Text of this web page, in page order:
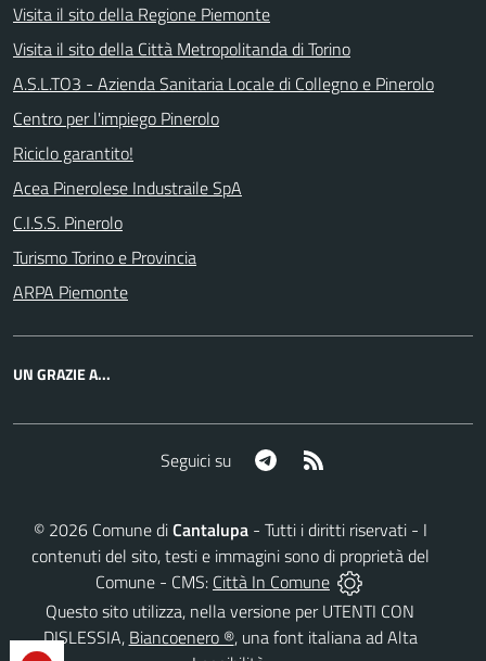
Visita il sito della Regione Piemonte
Visita il sito della Città Metropolitanda di Torino
A.S.L.TO3 - Azienda Sanitaria Locale di Collegno e Pinerolo
Centro per l'impiego Pinerolo
Riciclo garantito!
Acea Pinerolese Industraile SpA
C.I.S.S. Pinerolo
Turismo Torino e Provincia
ARPA Piemonte
UN GRAZIE A...
Seguici su Telegram
© 2026Comune diCantalupa- Tutti i diritti riservati - I
contenuti del sito, testi e immagini sono di proprietà del
Comune - CMS: Città In Comune
Questo sito utilizza, nella versione per UTENTI CON
DISLESSIA, Biancoenero ®, una font italiana ad Alta